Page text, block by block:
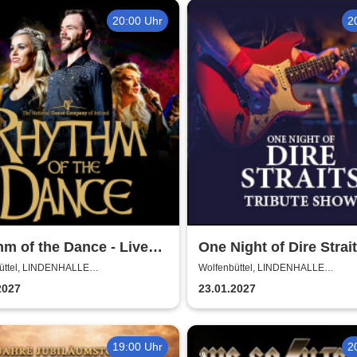
20:00 Uhr
of the Dance - Live
LINDENHALLE
One Night of Dire
Tribute Show
Wolfenbüttel, LINDENHALLE
23.01.2027
19:00 Uhr